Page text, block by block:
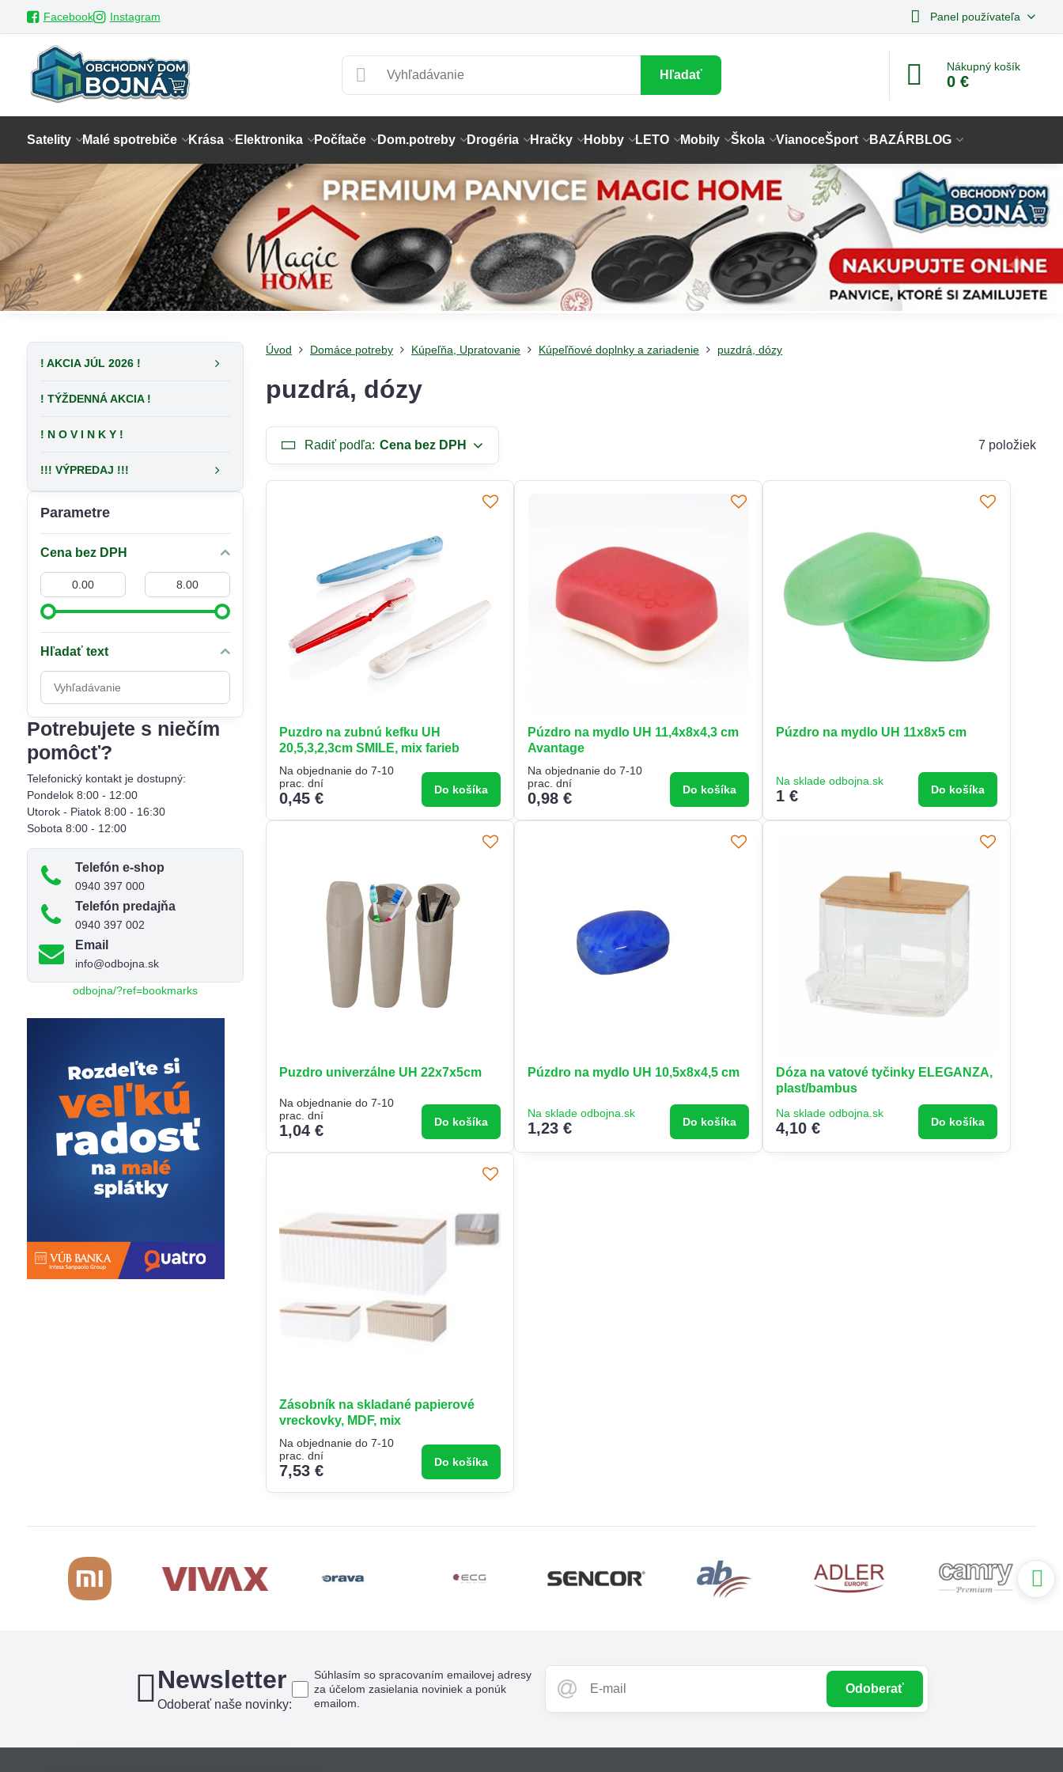
Facebook Instagram Panel používateľa
Hľadať
Nákupný košík
0 €
Satelity Malé spotrebiče Krása Elektronika Počítače Dom.potreby Drogéria Hračky Hobby LETO Mobily Škola VianoceŠport BAZÁR BLOG
Úvod Domáce potreby Kúpeľňa, Upratovanie Kúpeľňové doplnky a zariadenie puzdrá, dózy
puzdrá, dózy
Radiť podľa: Cena bez DPH 7 položiek
Puzdro na zubnú kefku UH
20,5,3,2,3cm SMILE, mix farieb
Na objednanie do 7-10
prac. dní
0,45 € Do košíka
Púzdro na mydlo UH 11,4x8x4,3 cm
Avantage
Na objednanie do 7-10
prac. dní
0,98 € Do košíka
Púzdro na mydlo UH 11x8x5 cm
Na sklade odbojna.sk
1 € Do košíka
Puzdro univerzálne UH 22x7x5cm
Na objednanie do 7-10
prac. dní
1,04 € Do košíka
Púzdro na mydlo UH 10,5x8x4,5 cm
Na sklade odbojna.sk
1,23 € Do košíka
Dóza na vatové tyčinky ELEGANZA,
plast/bambus
Na sklade odbojna.sk
4,10 € Do košíka
Zásobník na skladané papierové
vreckovky, MDF, mix
Na objednanie do 7-10
prac. dní
7,53 € Do košíka
Parametre
Cena bez DPH
Od: Do:
Hľadať text
Prehľadať
výsledky
filtra
fulltextom
Potrebujete s niečím
pomôcť?
Telefonický kontakt je dostupný:
Pondelok 8:00 - 12:00
Utorok - Piatok 8:00 - 16:30
Sobota 8:00 - 12:00
Telefón e-shop
0940 397 000
Telefón predajňa
0940 397 002
Email
info@odbojna.sk
! AKCIA JÚL 2026 !
! TÝŽDENNÁ AKCIA !
! N O V I N K Y !
!!! VÝPREDAJ !!!
odbojna/?ref=bookmarks
Newsletter
Odoberať naše novinky:
Odoberať
Súhlasím so spracovaním emailovej adresy
za účelom zasielania noviniek a ponúk
emailom.